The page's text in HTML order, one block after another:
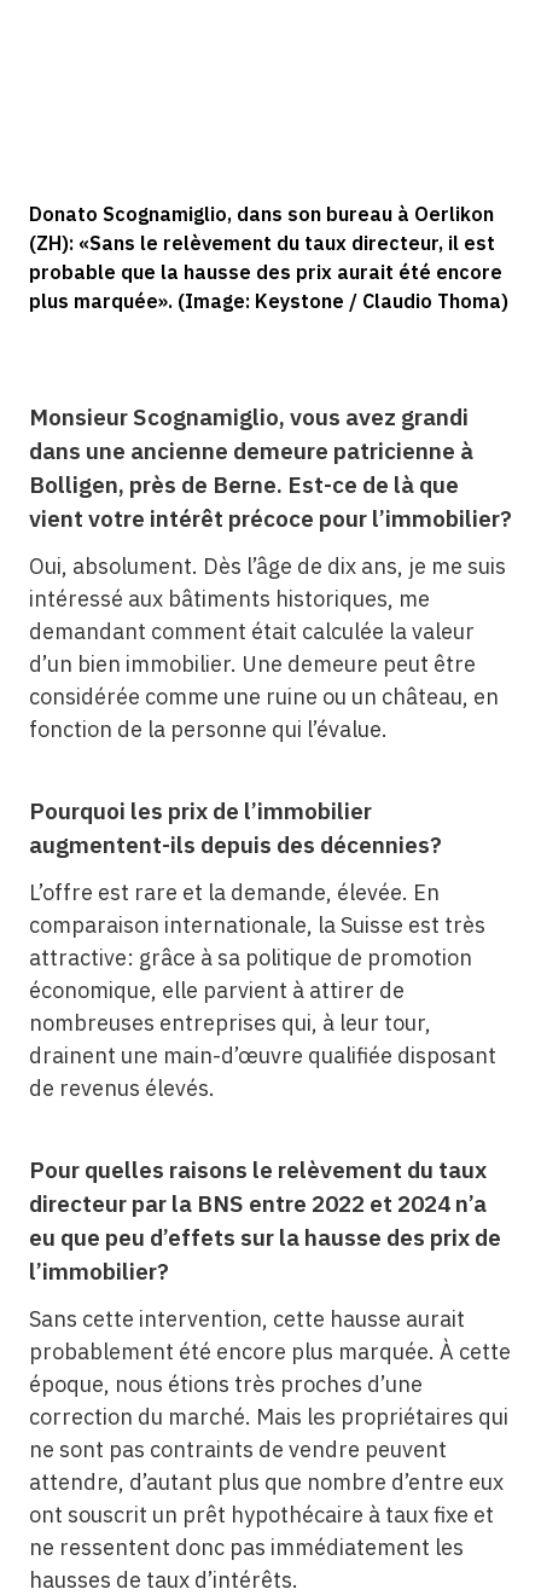
Donato Scognamiglio, dans son bureau à Oerlikon
(ZH): «Sans le relèvement du taux directeur, il est
probable que la hausse des prix aurait été encore
plus marquée». (Image: Keystone / Claudio Thoma)
Monsieur Scognamiglio, vous avez grandi
dans une ancienne demeure patricienne à
Bolligen, près de Berne. Est-ce de là que
vient votre intérêt précoce pour l’immobilier?
Oui, absolument. Dès l’âge de dix ans, je me suis
intéressé aux bâtiments historiques, me
demandant comment était calculée la valeur
d’un bien immobilier. Une demeure peut être
considérée comme une ruine ou un château, en
fonction de la personne qui l’évalue.
Pourquoi les prix de l’immobilier
augmentent-ils depuis des décennies?
L’offre est rare et la demande, élevée. En
comparaison internationale, la Suisse est très
attractive: grâce à sa politique de promotion
économique, elle parvient à attirer de
nombreuses entreprises qui, à leur tour,
drainent une main-d’œuvre qualifiée disposant
de revenus élevés.
Pour quelles raisons le relèvement du taux
directeur par la BNS entre 2022 et 2024 n’a
eu que peu d’effets sur la hausse des prix de
l’immobilier?
Sans cette intervention, cette hausse aurait
probablement été encore plus marquée. À cette
époque, nous étions très proches d’une
correction du marché. Mais les propriétaires qui
ne sont pas contraints de vendre peuvent
attendre, d’autant plus que nombre d’entre eux
ont souscrit un prêt hypothécaire à taux fixe et
ne ressentent donc pas immédiatement les
hausses de taux d’intérêts.